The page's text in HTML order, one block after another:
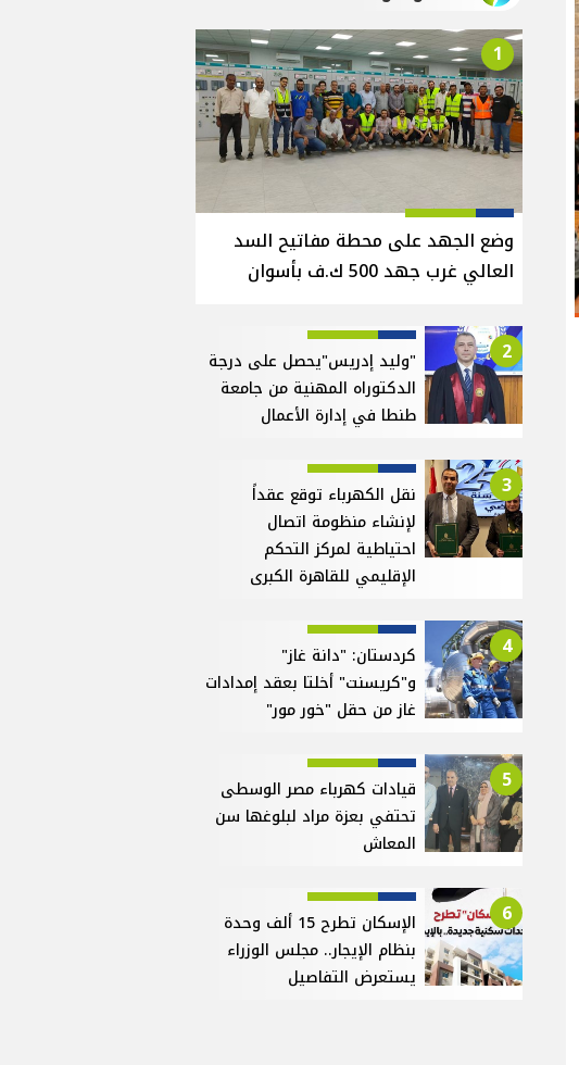
1
وضع الجهد على محطة مفاتيح السد
العالي غرب جهد 500 ك.ف بأسوان
2
"وليد إدريس"يحصل على درجة
الدكتوراه المهنية من جامعة
طنطا في إدارة الأعمال
3
نقل الكهرباء توقع عقداً
لإنشاء منظومة اتصال
احتياطية لمركز التحكم
الإقليمي للقاهرة الكبرى
4
كردستان: "دانة غاز"
و"كريسنت" أخلتا بعقد إمدادات
غاز من حقل "خور مور"
5
قيادات كهرباء مصر الوسطى
تحتفي بعزة مراد لبلوغها سن
المعاش
6
الإسكان تطرح 15 ألف وحدة
بنظام الإيجار.. مجلس الوزراء
يستعرض التفاصيل